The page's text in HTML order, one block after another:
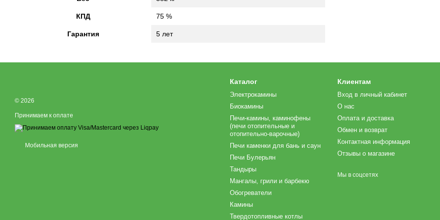
КПД 75 %
Гарантия 5 лет
© 2026
Принимаем к оплате
Мобильная версия
Каталог
Электрокамины
Биокамины
Печи-камины, каминофены
(печи отопительные и
отопительно-варочные)
Печи каменки для бань и саун
Печи Булерьян
Тандыры
Мангалы, грили и барбекю
Обогреватели
Камины
Твердотопливные котлы
Клиентам
Вход в личный кабинет
О нас
Оплата и доставка
Обмен и возврат
Контактная информация
Отзывы о магазине
Мы в соцсетях